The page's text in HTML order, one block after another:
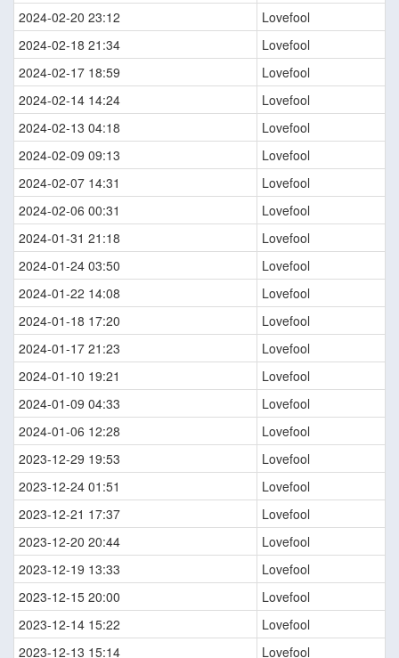
2024-02-20 23:12
Lovefool
2024-02-18 21:34
Lovefool
2024-02-17 18:59
Lovefool
2024-02-14 14:24
Lovefool
2024-02-13 04:18
Lovefool
2024-02-09 09:13
Lovefool
2024-02-07 14:31
Lovefool
2024-02-06 00:31
Lovefool
2024-01-31 21:18
Lovefool
2024-01-24 03:50
Lovefool
2024-01-22 14:08
Lovefool
2024-01-18 17:20
Lovefool
2024-01-17 21:23
Lovefool
2024-01-10 19:21
Lovefool
2024-01-09 04:33
Lovefool
2024-01-06 12:28
Lovefool
2023-12-29 19:53
Lovefool
2023-12-24 01:51
Lovefool
2023-12-21 17:37
Lovefool
2023-12-20 20:44
Lovefool
2023-12-19 13:33
Lovefool
2023-12-15 20:00
Lovefool
2023-12-14 15:22
Lovefool
2023-12-13 15:14
Lovefool